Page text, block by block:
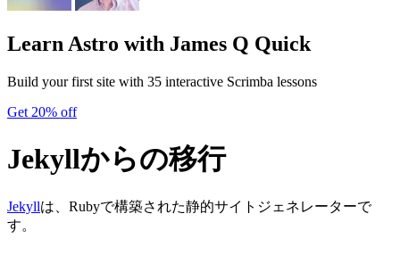
Learn Astro with James Q Quick
Build your first site with 35 interactive Scrimba lessons
Get 20% off
Jekyllからの移行
Jekyllは、Rubyで構築された静的サイトジェネレーターで
す。